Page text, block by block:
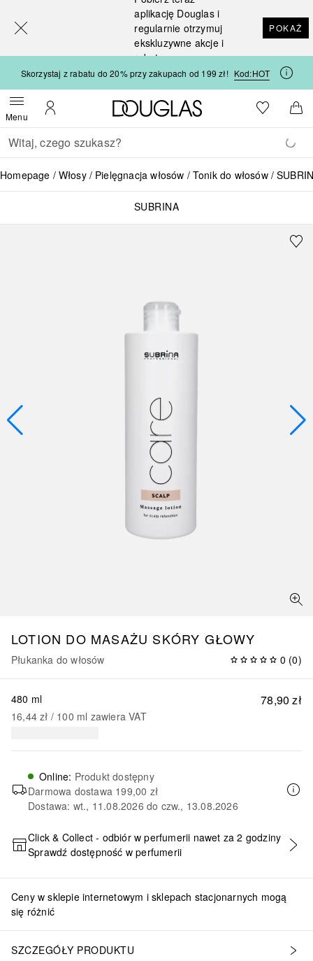
aplikację Douglas i
regularnie otrzymuj
ekskluzywne akcje i
rabaty
POKAŻ
Skorzystaj z rabatu do 20% przy zakupach od 199 zł! Kod:HOT
MenuOtwórz menuMoje konto
Strona główna Douglas
Do listyDo
Wracać
Wykonaj wyszukiwanie
Homepage Włosy Pielęgnacja włosów Tonik do włosów
SUBRINA
LOTION DO MASAŻU SKÓRY GŁOWY
Płukanka do włosów 0 (0)
78,90 zł
480 ml
16,44 zł / 100 ml zawiera VAT
Online: Produkt dostępny
Darmowa dostawa 199,00 zł
Dostawa: wt., 11.08.2026 do czw., 13.08.2026
DODAJ DO KOSZYKA
Click & Collect - odbiór w perfumerii nawet za 2 godziny
Sprawdź dostępność w perfumerii
Ceny w sklepie internetowym i sklepach stacjonarnych mogą
się różnić
SZCZEGÓŁY PRODUKTU
[navigation.slideout.screenreader]